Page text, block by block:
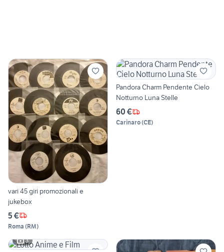
vari 45 giri promozionali e
jukebox
5 €
Roma (RM)
Pandora Charm Pendente Cielo
Notturno Luna Stelle
60 €
Carinaro(CE)
3